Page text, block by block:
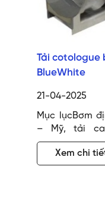
Tải cotologue
BlueWhite
21-04-2025
Mục lụcBơm
– Mỹ, tải
Blue
định lượng
Xem chi